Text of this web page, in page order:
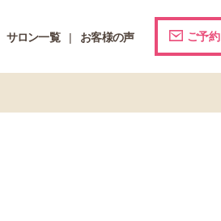
サロン一覧 お客様の声 ご予